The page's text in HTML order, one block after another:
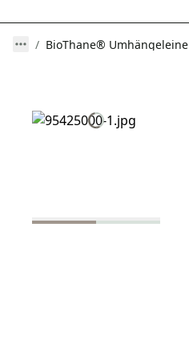
BioThane® Umhängeleine